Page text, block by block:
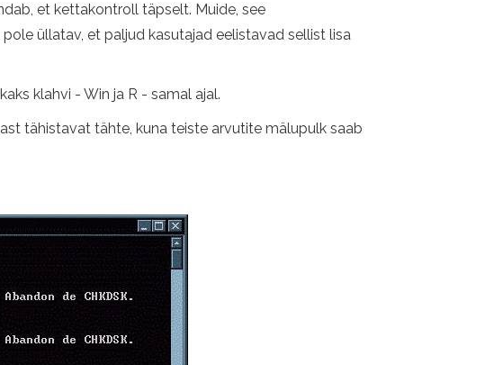
et kettakontroll täpselt. Muide, see
üllatav, et paljud kasutajad eelistavad sellist lisa
klahvi - Win ja R - samal ajal.
tähistavat tähte, kuna teiste arvutite mälupulk saab